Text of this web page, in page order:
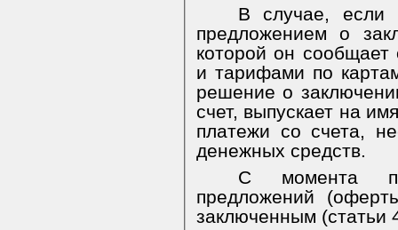
В случае, если
предложением о
которой он
и тарифами по
решение о
счет, выпускает на
платежи со счета,
денежных средств.
С момента
предложений
заключенным